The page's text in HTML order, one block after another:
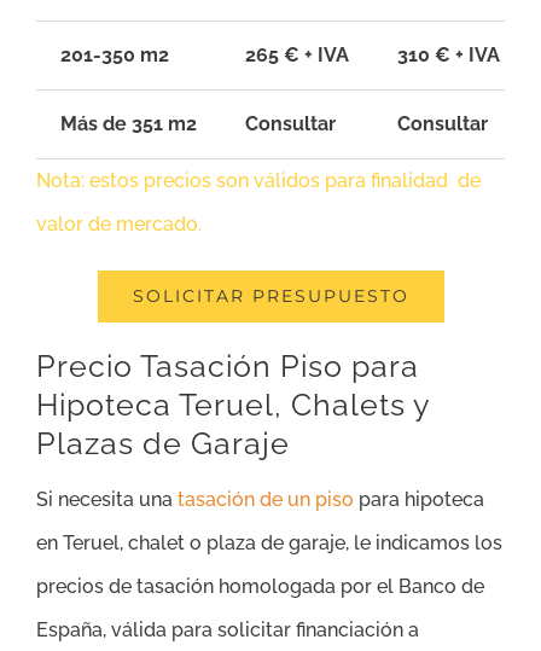
201-350 m2 265 € + IVA 310 € + IVA
Más de 351 m2 Consultar Consultar
Nota: estos precios son válidos para finalidad de
valor de mercado.
SOLICITAR PRESUPUESTO
Precio Tasación Piso para
Hipoteca Teruel, Chalets y
Plazas de Garaje
Si necesita una tasación de un piso para hipoteca
en Teruel, chalet o plaza de garaje, le indicamos los
precios de tasación homologada por el Banco de
España, válida para solicitar financiación a